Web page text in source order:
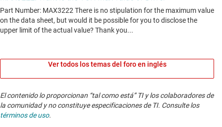
Ver todos los temas del foro en inglés
El contenido lo proporcionan “tal como está” TI y los colaboradores de
la comunidad y no constituye especificaciones de TI. Consulte los
términos de uso.